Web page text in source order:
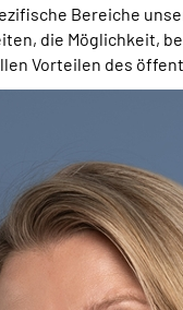
Bereiche
die Möglichkeit,
Vorteilen des